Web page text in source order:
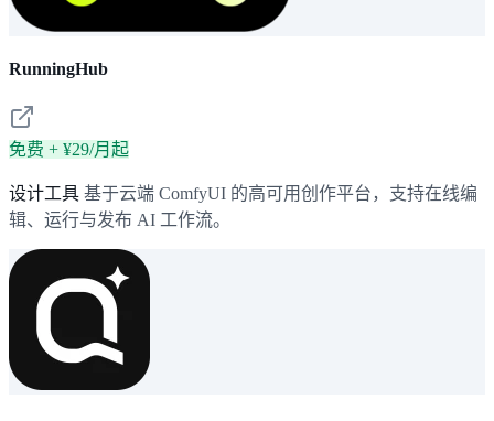
RunningHub
免费 + ¥29/月起
设计工具 基于云端 ComfyUI 的高可用创作平台，支持在线编
辑、运行与发布 AI 工作流。